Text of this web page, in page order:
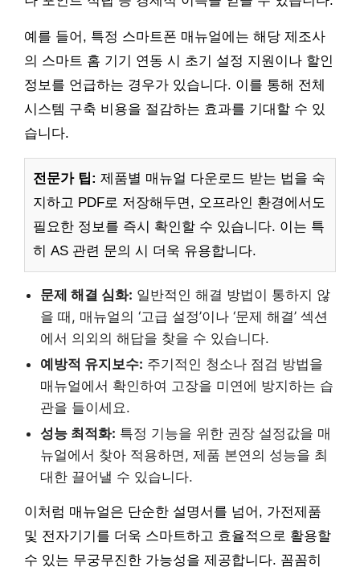
예를 들어, 특정 스마트폰 매뉴얼에는 해당 제조사
의 스마트 홈 기기 연동 시 초기 설정 지원이나 할인
정보를 언급하는 경우가 있습니다. 이를 통해 전체
시스템 구축 비용을 절감하는 효과를 기대할 수 있
습니다.
전문가 팁: 제품별 매뉴얼 다운로드 받는 법을 숙
지하고 PDF로 저장해두면, 오프라인 환경에서도
필요한 정보를 즉시 확인할 수 있습니다. 이는 특
히 AS 관련 문의 시 더욱 유용합니다.
문제 해결 심화: 일반적인 해결 방법이 통하지 않
을 때, 매뉴얼의 ‘고급 설정’이나 ‘문제 해결’ 섹션
에서 의외의 해답을 찾을 수 있습니다.
예방적 유지보수: 주기적인 청소나 점검 방법을
매뉴얼에서 확인하여 고장을 미연에 방지하는 습
관을 들이세요.
성능 최적화: 특정 기능을 위한 권장 설정값을 매
뉴얼에서 찾아 적용하면, 제품 본연의 성능을 최
대한 끌어낼 수 있습니다.
이처럼 매뉴얼은 단순한 설명서를 넘어, 가전제품
및 전자기기를 더욱 스마트하고 효율적으로 활용할
수 있는 무궁무진한 가능성을 제공합니다. 꼼꼼히